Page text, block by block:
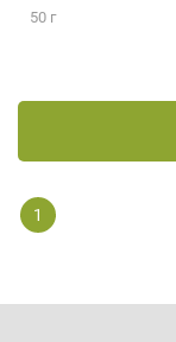
50 г
1